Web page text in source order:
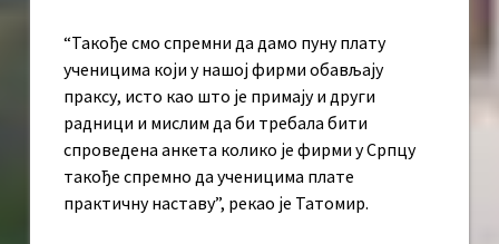
“Такође смо спремни да дамо пуну плату
ученицима који у нашој фирми обављају
праксу, исто као што је примају и други
радници и мислим да би требала бити
спроведена анкета колико је фирми у Српцу
такође спремно да ученицима плате
практичну наставу”, рекао је Татомир.